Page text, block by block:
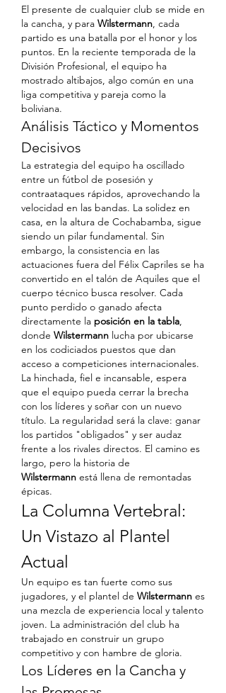
El presente de cualquier club se mide en
la cancha, y para Wilstermann, cada
partido es una batalla por el honor y los
puntos. En la reciente temporada de la
División Profesional, el equipo ha
mostrado altibajos, algo común en una
liga competitiva y pareja como la
boliviana.
Análisis Táctico y Momentos
Decisivos
La estrategia del equipo ha oscillado
entre un fútbol de posesión y
contraataques rápidos, aprovechando la
velocidad en las bandas. La solidez en
casa, en la altura de Cochabamba, sigue
siendo un pilar fundamental. Sin
embargo, la consistencia en las
actuaciones fuera del Félix Capriles se ha
convertido en el talón de Aquiles que el
cuerpo técnico busca resolver. Cada
punto perdido o ganado afecta
directamente la posición en la tabla,
donde Wilstermann lucha por ubicarse
en los codiciados puestos que dan
acceso a competiciones internacionales.
La hinchada, fiel e incansable, espera
que el equipo pueda cerrar la brecha
con los líderes y soñar con un nuevo
título. La regularidad será la clave: ganar
los partidos "obligados" y ser audaz
frente a los rivales directos. El camino es
Wilstermann está llena de remontadas
épicas.
La Columna Vertebral:
Un Vistazo al Plantel
Actual
Un equipo es tan fuerte como sus
jugadores, y el plantel de Wilstermann es
una mezcla de experiencia local y talento
joven. La administración del club ha
trabajado en construir un grupo
competitivo y con hambre de gloria.
Los Líderes en la Cancha y